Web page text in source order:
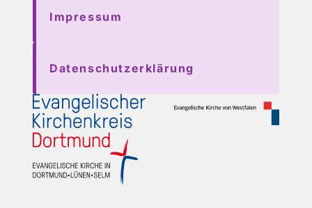
Impressum
Datenschutzerklärung